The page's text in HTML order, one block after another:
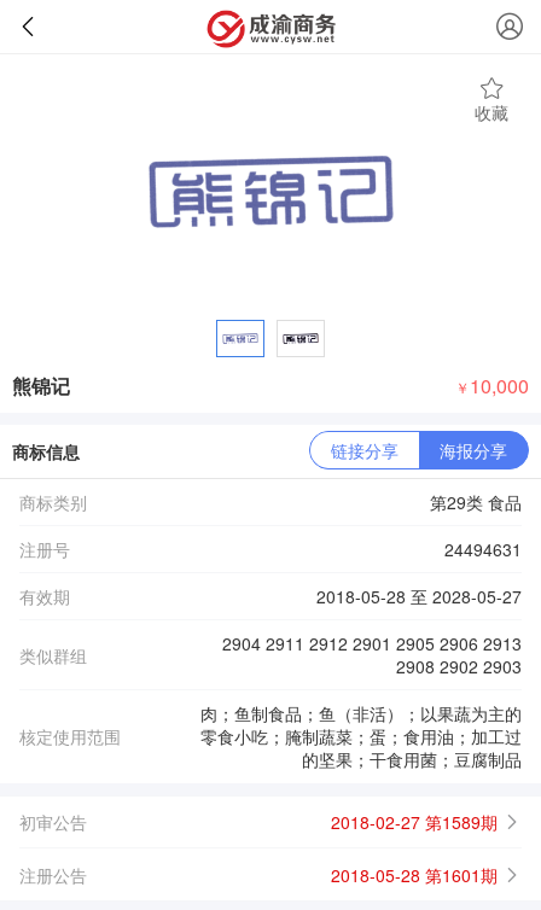
收藏
熊锦记 ￥ 10,000
商标信息 链接分享 海报分享
商标类别
第29类 食品
注册号
24494631
有效期
2018-05-28 至 2028-05-27
类似群组
2904 2911 2912 2901 2905 2906 2913
2908 2902 2903
核定使用范围
肉；鱼制食品；鱼（非活）；以果蔬为主的
零食小吃；腌制蔬菜；蛋；食用油；加工过
的坚果；干食用菌；豆腐制品
初审公告 2018-02-27 第1589期
注册公告 2018-05-28 第1601期